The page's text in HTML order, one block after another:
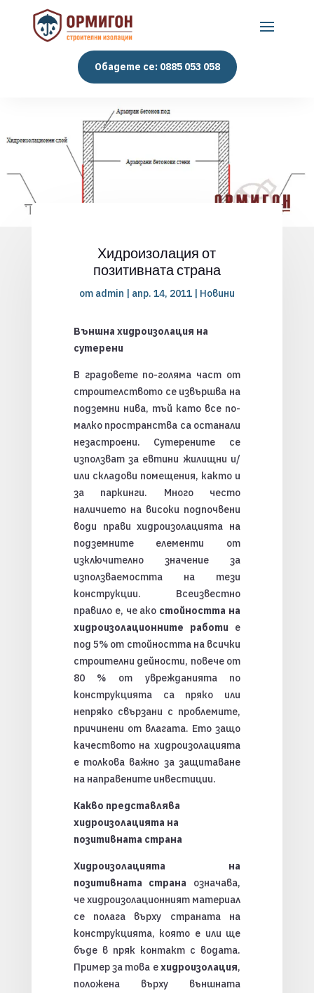
Обадете се: 0885 053 058
Хидроизолация от
позитивната страна
от admin | апр. 14, 2011| Новини
Външна хидроизолация на
сутерени
В градовете по-голяма част от
строителството се извършва на
подземни нива, тъй като все по-
малко пространства са останали
незастроени. Сутерените се
използват за евтини жилищни и/
или складови помещения, както и
за паркинги. Много често
наличието на високи подпочвени
води прави хидроизолацията на
подземните елементи от
изключително значение за
използваемостта на тези
конструкции. Всеизвестно
правило е, че ако стойността на
хидроизолационните работи е
под 5% от стойността на всички
строителни дейности, повече от
80 % от уврежданията по
конструкцията са пряко или
непряко свързани с проблемите,
причинени от влагата. Ето защо
качеството на хидроизолацията
е толкова важно за защитаване
на направените инвестиции.
Какво представлява
хидроизолацията на
позитивната страна
Хидроизолацията на
позитивната страна означава,
че хидроизолационният материал
се полага върху страната на
конструкцията, която е или ще
бъде в пряк контакт с водата.
Пример за това ехидроизолация,
положена върху външната